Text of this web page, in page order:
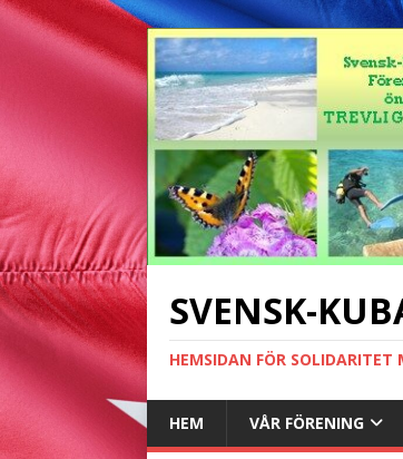
SVENSK-
HEMSIDAN FÖR SOLIDARITET
HEM VÅR FÖRENING